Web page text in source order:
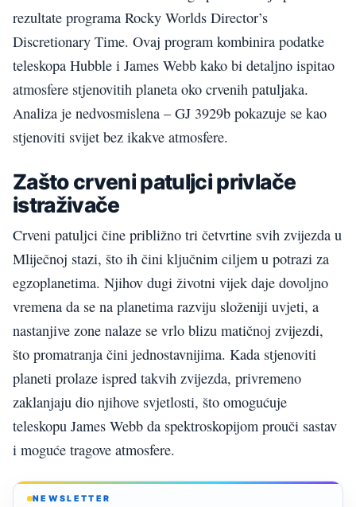
rezultate programa Rocky Worlds Director’s
Discretionary Time. Ovaj program kombinira podatke
teleskopa Hubble i James Webb kako bi detaljno ispitao
atmosfere stjenovitih planeta oko crvenih patuljaka.
Analiza je nedvosmislena – GJ 3929b pokazuje se kao
stjenoviti svijet bez ikakve atmosfere.
Zašto crveni patuljci privlače
istraživače
Crveni patuljci čine približno tri četvrtine svih zvijezda u
Mliječnoj stazi, što ih čini ključnim ciljem u potrazi za
egzoplanetima. Njihov dugi životni vijek daje dovoljno
vremena da se na planetima razviju složeniji uvjeti, a
nastanjive zone nalaze se vrlo blizu matičnoj zvijezdi,
što promatranja čini jednostavnijima. Kada stjenoviti
planeti prolaze ispred takvih zvijezda, privremeno
zaklanjaju dio njihove svjetlosti, što omogućuje
teleskopu James Webb da spektroskopijom prouči sastav
i moguće tragove atmosfere.
NEWSLETTER